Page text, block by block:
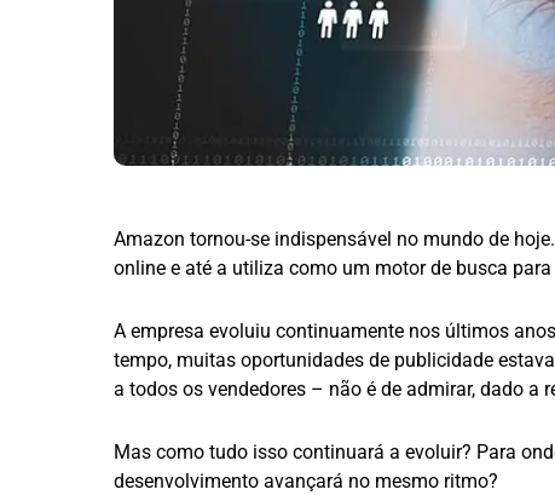
Amazon tornou-se indispensável no mundo de
online e até a utiliza como um motor de busca
A empresa evoluiu continuamente nos últimos
tempo, muitas oportunidades de publicidade
a todos os vendedores – não é de admirar, dado a
Mas como tudo isso continuará a evoluir? Para
desenvolvimento avançará no mesmo ritmo?